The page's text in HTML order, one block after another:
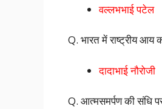
वल्लभभाई पटेल
Q. भारत में राष्ट्रीय
दादाभाई नौरोजी
Q. आत्मसमर्पण की संधि